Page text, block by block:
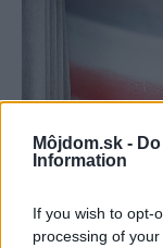
Môjdom.sk -
Information
If you wish to opt-
processing of